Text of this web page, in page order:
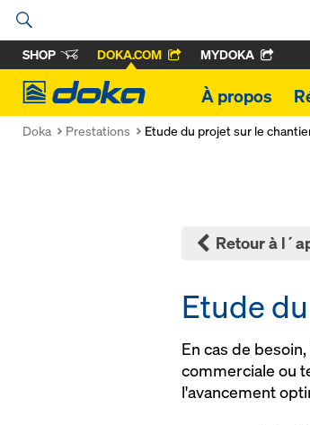
SHOP DOKA.COM MYDOKA
Doka
À propos
Doka Prestations Etude du projet sur le
Retour à
Etude
En cas de
com­mer­ciale ou
l'avan­ce­ment